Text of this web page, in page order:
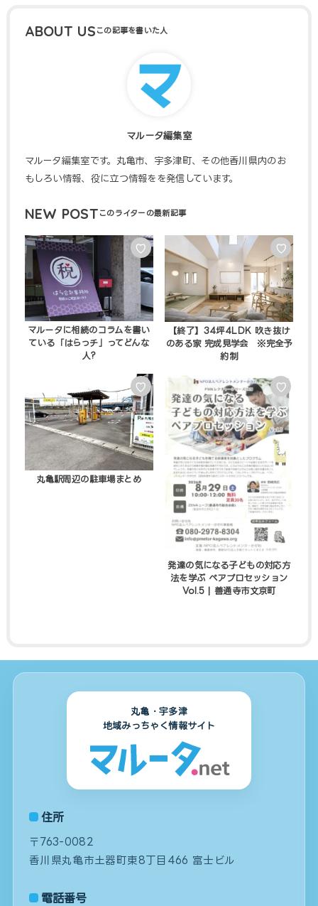
ABOUT US
マルータ編集室
マルータ編集室です。丸亀市、宇多津町、その他香川県内のお
もしろい情報、役に立つ情報をを発信しています。
NEW POST
♡
マルータに相続のコラムを書い
ている「はらっチ」ってどんな
人?
♡
【終了】34坪4LDK 吹き抜け
のある家 完成見学会 ※完全予
約制
♡
丸亀駅周辺の駐車場まとめ
♡
発達の気になる子どもの対応方
法を学ぶ ペアプロセッション
Vol.5 | 善通寺市文京町
丸亀・宇多津
地域みっちゃく情報サイト
住所
〒763-0082
香川県丸亀市土器町東8丁目466 富士ビル
電話番号